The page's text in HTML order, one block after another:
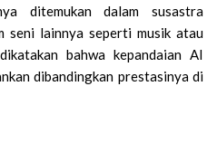
ditemukan dalam susastra
seni lainnya seperti musik atau
bahwa kepandaian AI
dibandingkan prestasinya di